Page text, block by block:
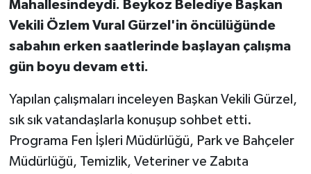
Mahallesindeydi. Beykoz Belediye Başkan
Vekili Özlem Vural Gürzel'in öncülüğünde
sabahın erken saatlerinde başlayan çalışma
gün boyu devam etti.
Yapılan çalışmaları inceleyen Başkan Vekili Gürzel,
sık sık vatandaşlarla konuşup sohbet etti.
Programa Fen İşleri Müdürlüğü, Park ve Bahçeler
Müdürlüğü, Temizlik, Veteriner ve Zabıta